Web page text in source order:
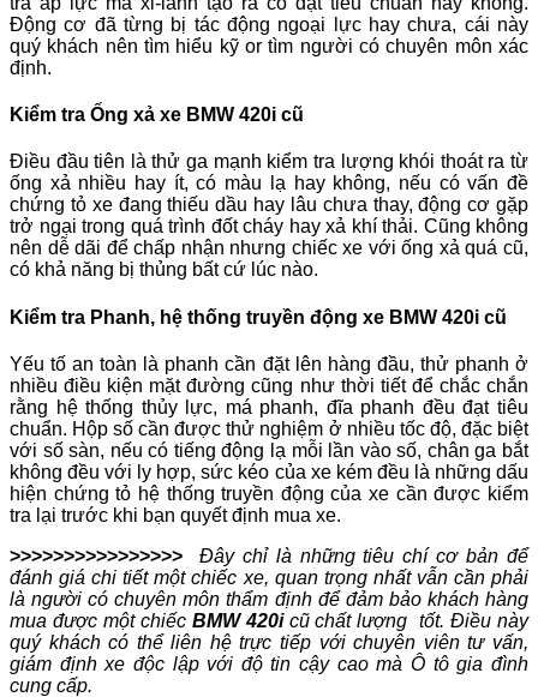
Động cơ đã từng bị tác động ngoại lực hay chưa, cái này
quý khách nên tìm hiểu kỹ or tìm người có chuyên môn xác
định.
Kiểm tra Ống xả xe BMW 420i cũ
Điều đầu tiên là thử ga mạnh kiểm tra lượng khói thoát ra từ
ống xả nhiều hay ít, có màu lạ hay không, nếu có vấn đề
chứng tỏ xe đang thiếu dầu hay lâu chưa thay, động cơ gặp
trở ngại trong quá trình đốt cháy hay xả khí thải. Cũng không
nên dễ dãi để chấp nhận nhưng chiếc xe với ống xả quá cũ,
có khả năng bị thủng bất cứ lúc nào.
Kiểm tra Phanh, hệ thống truyền động xe BMW 420i cũ
Yếu tố an toàn là phanh cần đặt lên hàng đầu, thử phanh ở
nhiều điều kiện mặt đường cũng như thời tiết để chắc chắn
rằng hệ thống thủy lực, má phanh, đĩa phanh đều đạt tiêu
chuẩn. Hộp số cần được thử nghiệm ở nhiều tốc độ, đặc biệt
với số sàn, nếu có tiếng động lạ mỗi lần vào số, chân ga bắt
không đều với ly hợp, sức kéo của xe kém đều là những dấu
hiện chứng tỏ hệ thống truyền động của xe cần được kiểm
tra lại trước khi bạn quyết định mua xe.
>>>>>>>>>>>>>>>>
Đây chỉ là những tiêu chí cơ bản để
đánh giá chi tiết một chiếc xe, quan trọng nhất vẫn cần phải
là người có chuyên môn thẩm định để đảm bảo khách hàng
mua được một chiếc BMW 420i cũ chất lượng tốt. Điều này
quý khách có thể liên hệ trực tiếp với chuyên viên tư vấn,
giám định xe độc lập với độ tin cậy cao mà Ô tô gia đình
cung cấp.